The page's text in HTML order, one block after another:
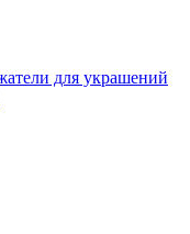
для украшений